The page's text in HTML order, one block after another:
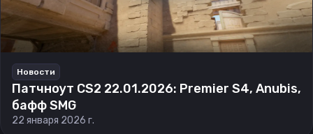
Новости
Патчноут CS2 22.01.2026: Premier S4, Anubis,
бафф SMG
22 января 2026 г.